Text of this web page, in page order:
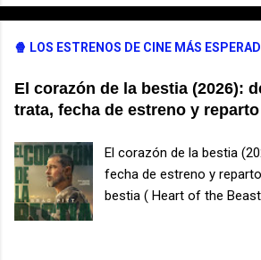
🍿 LOS ESTRENOS DE CINE MÁS
El corazón de la bestia (2026):
trata, fecha de estreno y reparto
El corazón de la bestia
fecha de estreno y
bestia ( Heart of the
2026. Protagonizada por